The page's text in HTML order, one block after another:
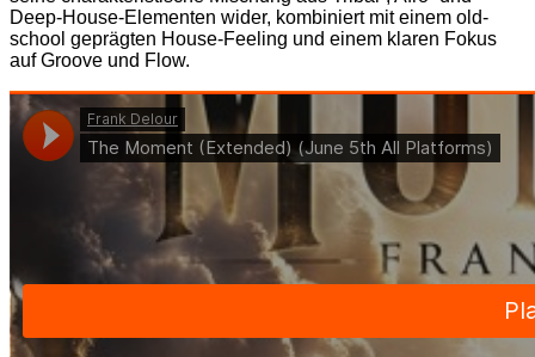
Deep-House-Elementen wider, kombiniert mit einem old-
school geprägten House-Feeling und einem klaren Fokus
auf Groove und Flow.